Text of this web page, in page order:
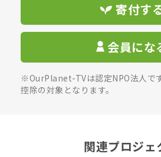
寄付す
会員にな
※OurPlanet-TVは認定NPO法人で
控除の対象となります。
関連プロジェ